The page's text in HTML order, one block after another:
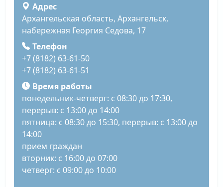
Адрес
Архангельская область, Архангельск,
набережная Георгия Седова, 17
Телефон
+7 (8182) 63-61-50
+7 (8182) 63-61-51
Время работы
понедельник-четверг: с 08:30 до 17:30,
перерыв: с 13:00 до 14:00
пятница: с 08:30 до 15:30, перерыв: с 13:00 до
14:00
прием граждан
вторник: с 16:00 до 07:00
четверг: с 09:00 до 10:00